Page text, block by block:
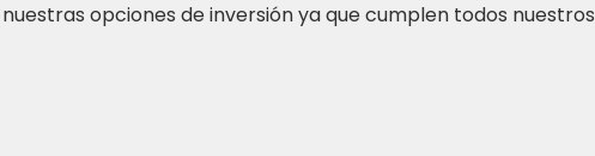
opciones de inversión ya que cumplen todos nuestros